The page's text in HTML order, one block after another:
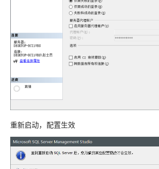
重新启动，配置生效